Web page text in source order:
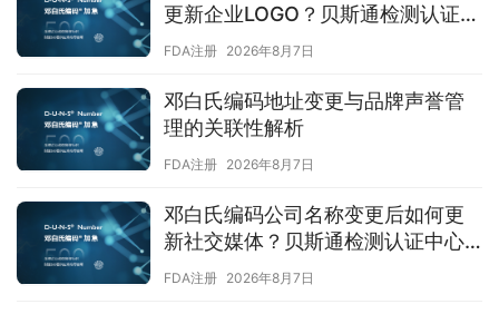
更新企业LOGO？贝斯通检测认证中
心为您解答
FDA注册 2026年8月7日
邓白氏编码地址变更与品牌声誉管
理的关联性解析
FDA注册 2026年8月7日
邓白氏编码公司名称变更后如何更
新社交媒体？贝斯通检测认证中心
为您支招
FDA注册 2026年8月7日